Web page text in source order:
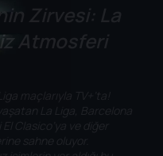
Zirvesi: La
Atmosferi